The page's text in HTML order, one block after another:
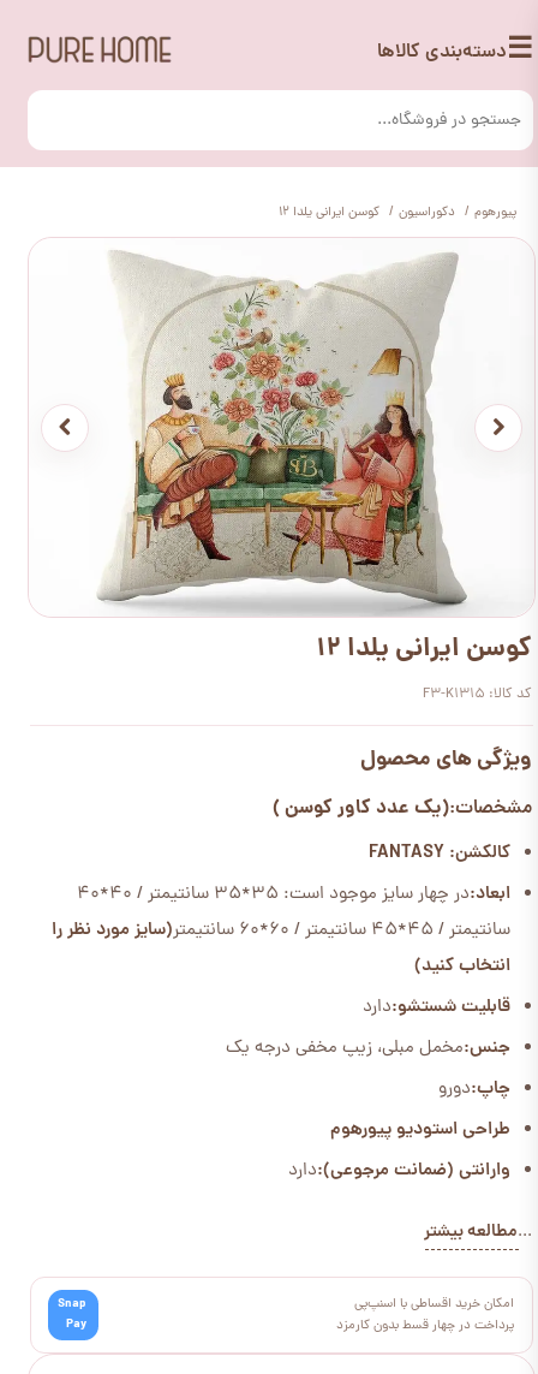
☰دسته‌بندی کالاها
پیورهوم دکوراسیون کوسن ایرانی یلدا 12
کوسن ایرانی یلدا 12
کد کالا: F3-K1315
ویژگی های محصول
مشخصات:(یک عدد کاور کوسن )
کالکشن: FANTASY
ابعاد:
در چهار سایز موجود است: 35*35 سانتیمتر / 40*40
سانتیمتر / 45*45 سانتیمتر / 60*60 سانتیمتر
(سایز مورد نظر را
انتخاب کنید)
قابلیت شستشو:دارد
جنس:مخمل مبلی، زیپ مخفی درجه یک
چاپ:دورو
طراحی استودیو پیورهوم
وارانتی (ضمانت مرجوعی):دارد
...مطالعه بیشتر
امکان خرید اقساطی با اسنپ‌پی
پرداخت در چهار قسط بدون کارمزد
Snap
Pay